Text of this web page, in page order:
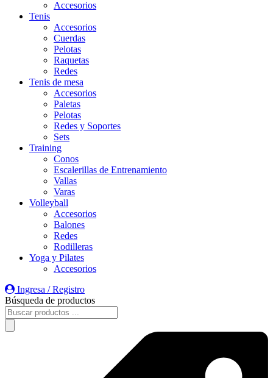
Accesorios
Tenis
Accesorios
Cuerdas
Pelotas
Raquetas
Redes
Tenis de mesa
Accesorios
Paletas
Pelotas
Redes y Soportes
Sets
Training
Conos
Escalerillas de Entrenamiento
Vallas
Varas
Volleyball
Accesorios
Balones
Redes
Rodilleras
Yoga y Pilates
Accesorios
Ingresa / Registro
Búsqueda de productos